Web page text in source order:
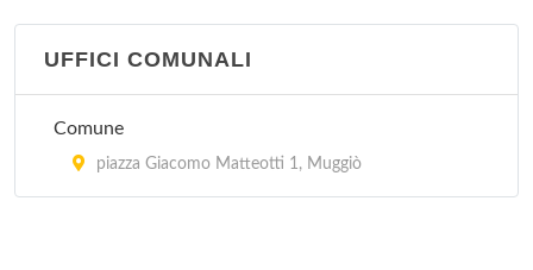
UFFICI COMUNALI
Comune
piazza Giacomo Matteotti 1, Muggiò